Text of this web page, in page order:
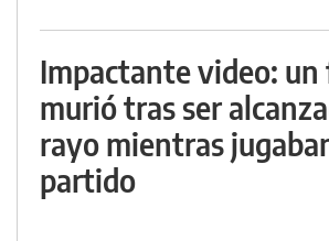
Impactante video:
murió tras ser
rayo mientras
partido